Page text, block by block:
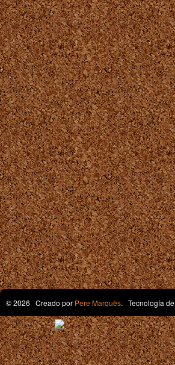
© 2026 Creado por Pere Marquès. Tecnología de